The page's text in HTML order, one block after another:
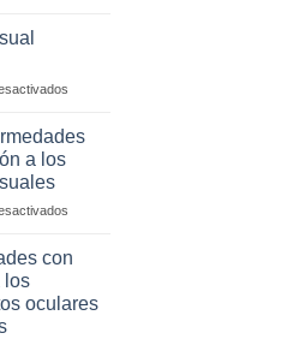
oftalmología
en
a los
en
a
con
los
oculares